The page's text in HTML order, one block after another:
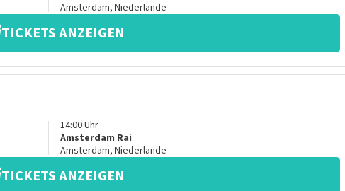
Amsterdam, Niederlande
TICKETS ANZEIGEN
14:00Uhr
Amsterdam Rai
Amsterdam, Niederlande
TICKETS ANZEIGEN